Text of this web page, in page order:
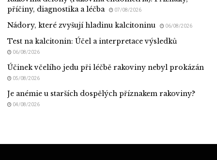
příčiny, diagnostika a léčba
07/08/2026
Nádory, které zvyšují hladinu kalcitoninu 06/08/2026
Test na kalcitonin: Účel a interpretace výsledků
06/08/2026
Účinek včelího jedu při léčbě rakoviny nebyl prokázán
05/08/2026
Je anémie u starších dospělých příznakem rakoviny?
04/08/2026